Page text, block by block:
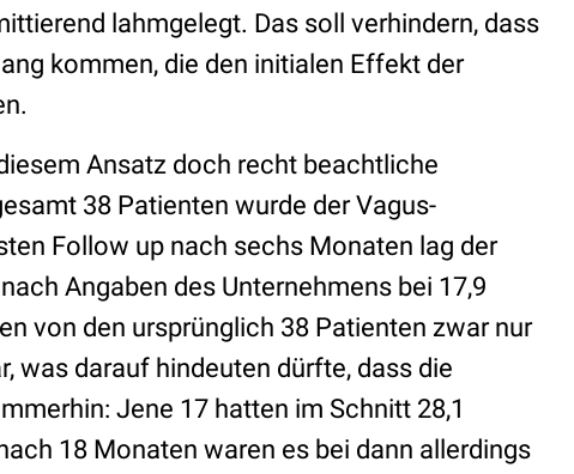
lahmgelegt. Das soll verhindern, dass
kommen, die den initialen Effekt der
Ansatz doch recht beachtliche
38 Patienten wurde der Vagus-
Follow up nach sechs Monaten lag der
Angaben des Unternehmens bei 17,9
von den ursprünglich 38 Patienten zwar nur
was darauf hindeuten dürfte, dass die
Jene 17 hatten im Schnitt 28,1
18 Monaten waren es bei dann allerdings